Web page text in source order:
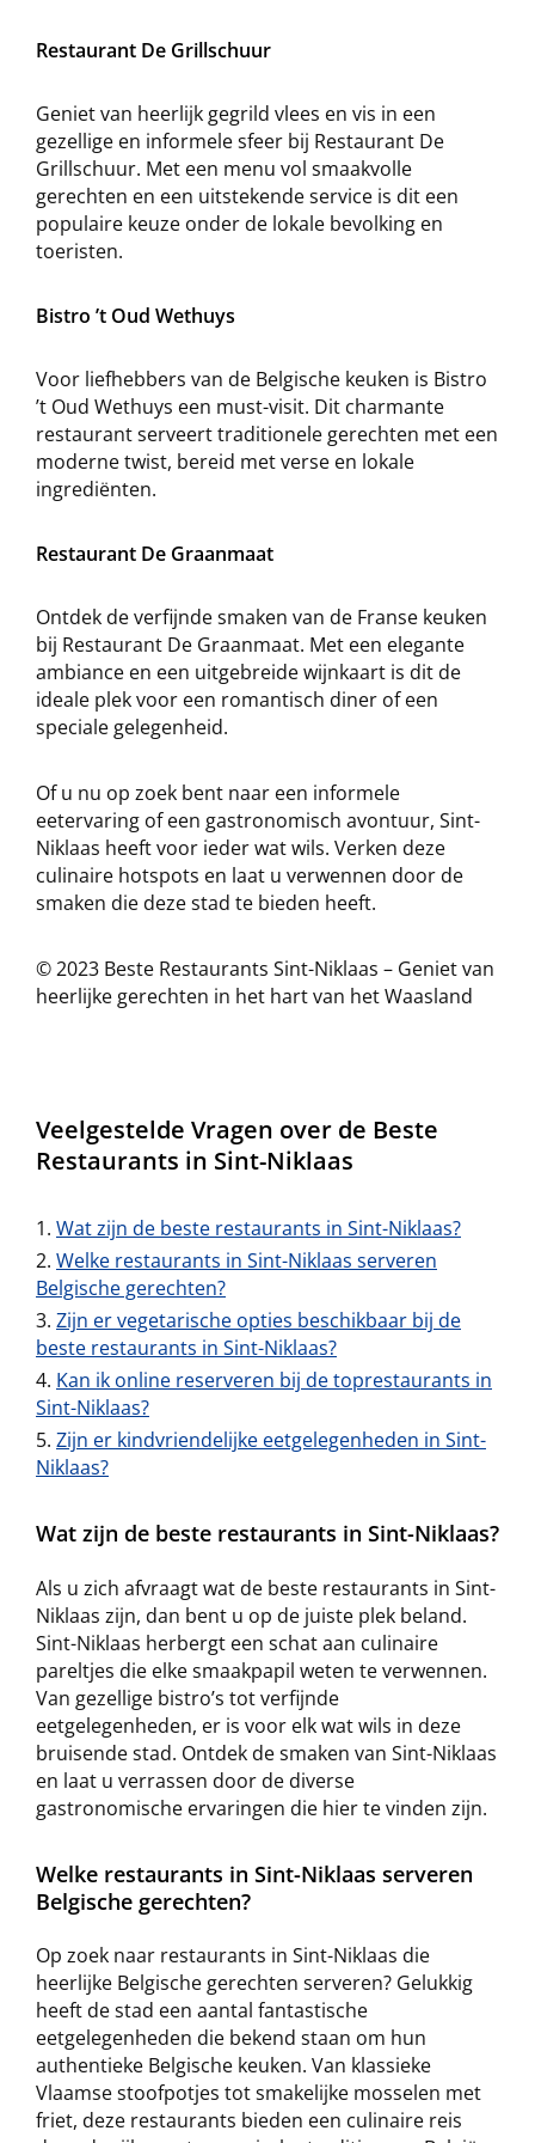
Restaurant De Grillschuur
Geniet van heerlijk gegrild vlees en vis in een
gezellige en informele sfeer bij Restaurant De
Grillschuur. Met een menu vol smaakvolle
gerechten en een uitstekende service is dit een
populaire keuze onder de lokale bevolking en
toeristen.
Bistro ’t Oud Wethuys
Voor liefhebbers van de Belgische keuken is Bistro
’t Oud Wethuys een must-visit. Dit charmante
restaurant serveert traditionele gerechten met een
moderne twist, bereid met verse en lokale
ingrediënten.
Restaurant De Graanmaat
Ontdek de verfijnde smaken van de Franse keuken
bij Restaurant De Graanmaat. Met een elegante
ambiance en een uitgebreide wijnkaart is dit de
ideale plek voor een romantisch diner of een
speciale gelegenheid.
Of u nu op zoek bent naar een informele
eetervaring of een gastronomisch avontuur, Sint-
Niklaas heeft voor ieder wat wils. Verken deze
culinaire hotspots en laat u verwennen door de
smaken die deze stad te bieden heeft.
© 2023 Beste Restaurants Sint-Niklaas – Geniet van
heerlijke gerechten in het hart van het Waasland
Veelgestelde Vragen over de Beste
Restaurants in Sint-Niklaas
Wat zijn de beste restaurants in Sint-Niklaas?
Welke restaurants in Sint-Niklaas serveren
Belgische gerechten?
Zijn er vegetarische opties beschikbaar bij de
beste restaurants in Sint-Niklaas?
Kan ik online reserveren bij de toprestaurants in
Sint-Niklaas?
Zijn er kindvriendelijke eetgelegenheden in Sint-
Niklaas?
Wat zijn de beste restaurants in Sint-Niklaas?
Als u zich afvraagt wat de beste restaurants in Sint-
Niklaas zijn, dan bent u op de juiste plek beland.
Sint-Niklaas herbergt een schat aan culinaire
pareltjes die elke smaakpapil weten te verwennen.
Van gezellige bistro’s tot verfijnde
eetgelegenheden, er is voor elk wat wils in deze
bruisende stad. Ontdek de smaken van Sint-Niklaas
en laat u verrassen door de diverse
gastronomische ervaringen die hier te vinden zijn.
Welke restaurants in Sint-Niklaas serveren
Belgische gerechten?
Op zoek naar restaurants in Sint-Niklaas die
heerlijke Belgische gerechten serveren? Gelukkig
heeft de stad een aantal fantastische
eetgelegenheden die bekend staan om hun
authentieke Belgische keuken. Van klassieke
Vlaamse stoofpotjes tot smakelijke mosselen met
friet, deze restaurants bieden een culinaire reis